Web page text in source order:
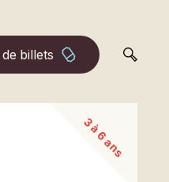
de billets
3 à 6 ans